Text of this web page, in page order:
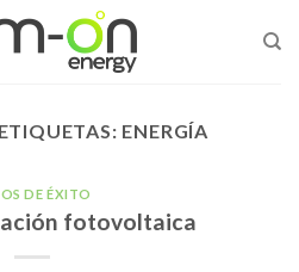
ENERGÍA
DE ÉXITO
fotovoltaica